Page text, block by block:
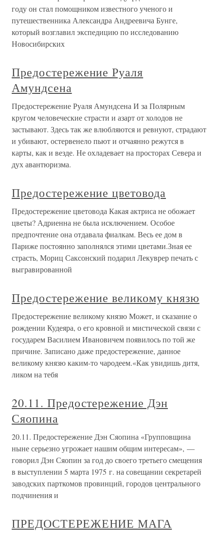
году он стал помощником известного ученого и
путешественника Александра Андреевича Бунге,
который возглавил экспедицию по исследованию
Новосибирских
Предостережение Руаля
Амундсена
Предостережение Руаля Амундсена И за Полярным
кругом человеческие страсти и азарт от холодов не
застывают. Здесь так же влюбляются и ревнуют, страдают
и убивают, остервенело пьют и отчаянно режутся в
карты, как и везде. Не охладевает на просторах Севера и
дух авантюризма.
Предостережение цветовода
Предостережение цветовода Какая актриса не обожает
цветы? Адриенна не была исключением. Особое
предпочтение она отдавала фиалкам. Весь ее дом в
Париже постоянно заполнялся этими цветами.Зная ее
страсть, Мориц Саксонский подарил Лекуврер печать с
выгравированной
Предостережение великому князю
Предостережение великому князю Может, и сказание о
рождении Кудеяра, о его кровной и мистической связи с
государем Василием Ивановичем появилось по той же
причине. Записано даже предостережение, данное
великому князю каким-то чародеем.«Как увидишь дитя,
ликом на тебя
20.11. Предостережение Дэн
Сяопина
20.11. Предостережение Дэн Сяопина «Групповщина
ныне серьезно угрожает нашим общим интересам», —
говорил Дэн Сяопин за год до своего третьего смещения
в выступлении 5 марта 1975 г. на совещании секретарей
заводских парткомов провинций, городов центрального
подчинения и
ПРЕДОСТЕРЕЖЕНИЕ МАГА